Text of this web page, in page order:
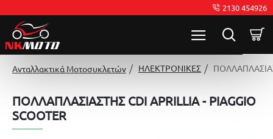
2130 454926
Ανταλλακτικά Μοτοσυκλετών ΗΛΕΚΤΡΟΝΙΚΕΣ
ΠΟΛΛΑΠΛΑΣΙΑΣΤΗΣ CDI APRILLIA - PIAGGIO
SCOOTER